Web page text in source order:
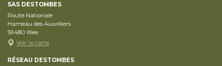
SAS DESTOMBES
Route Nationale
Hameau des Auwilliers
59480 Illies
Voir la carte
RÉSEAU DESTOMBES